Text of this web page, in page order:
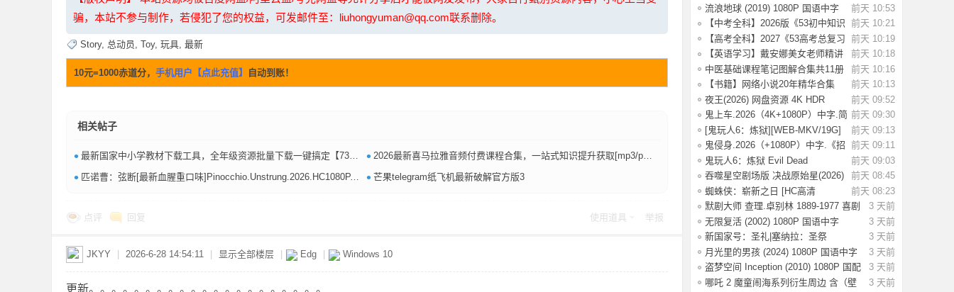
骗，本站不参与制作，若侵犯了您的权益，可发邮件至：liuhongyuman@qq.com联系删除。
Story, 总动员 , Toy, 玩具, 最新
10元=1000赤道分， 手机用户【点此充值】 自动到账！
相关帖子
• 最新国家中小学教材下载工具，全年级资源批量下载一键搞定【738.1MB】 • 2026最新喜马拉雅音频付费课程合集，一站式知识提升获取[mp3/pdf][57.2GB]
• 匹诺曹：弦断[最新血腥重口味]Pinocchio.Unstrung.2026.HC1080P.X265.AC3.DDP5.1.English.CHS-ENG.JKYY[1.4G] • 芒果telegram纸飞机最新破解官方版3
点评 回复 使用道具 举报
JKYY 2026-6-28 14:54:11 显示全部楼层 Edg Windows 10
更新。。。。。。。。。。。。。。。。。。。。。
[2.8G]
前天 10:53
流浪地球 (2019) 1080P 国语中字
[3.54G]
前天 10:21
【中考全科】2026版《53初中知识
清单》9科
前天 10:19
【高考全科】2027《53高考总复习
A版》9科全
前天 10:18
【英语学习】戴安娜美女老师精讲
《新概念英
前天 10:16
中医基础课程笔记图解合集共11册
前天 10:13
【书籍】网络小说20年精华合集
（都市、悬疑
前天 09:52
夜王(2026) 网盘资源 4K HDR
【6.2G] 国语/
前天 09:30
鬼上车.2026（4K+1080P）中字.简
单直白.生
前天 09:13
[鬼玩人6：炼狱][WEB-MKV/19G]
[英语/中文字
前天 09:11
鬼侵身.2026（+1080P）中字.《招
魂》特效团
前天 09:03
鬼玩人6：炼狱 Evil Dead
Burn(2026) [4K S
前天 08:45
吞噬星空剧场版 决战原始星(2026)
【4K.SDR
前天 08:23
蜘蛛侠：崭新之日 [HC高清
版]Spider-Man: B
3 天前
默剧大师 查理.卓别林 1889-1977 喜剧
电影
3 天前
无限复活 (2002) 1080P 国语中字
[3.29G]
3 天前
新国家号：圣礼|塞纳拉：圣祭
Build.244719
3 天前
月光里的男孩 (2024) 1080P 国语中字
[1.28
3 天前
盗梦空间 Inception (2010) 1080P 国配
国
3 天前
哪吒 2 魔童闹海系列衍生周边 含（壁